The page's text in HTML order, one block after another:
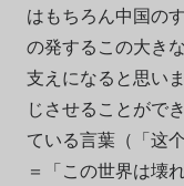
はもちろん中国の
の発するこの大き
支えになると思い
じさせることがで
ている言葉（「这
＝「この世界は壊